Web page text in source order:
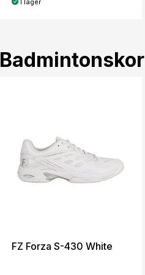
I lager
Badmintonskor
FZ Forza S-430 White